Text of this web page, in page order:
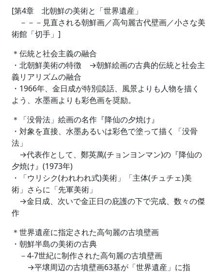
[第4章 北朝鮮の美術と「世界遺産」
－－－見直される朝鮮画／高句麗古代壁画／小さな美
術館「切手」]
＊伝統と社会主義の融合
・北朝鮮美術の特徴 →朝鮮絵画の古典的伝統と社会主
義リアリズムの融合
・1966年、金日成が特別談話、風景よりも人物を描く
よう、水墨画よりも彩色画を奨励。
＊「没骨法」絵画の名作『降仙の夕焼け』
・対象を直接、水墨あるいは彩色で塗って描く「没骨
法」
→代表作として、鄭英萬(チョンヨンマン)の『降仙の
夕焼け』(1973年)
・「ウリシク(われわれ式)美術」「主体(チュチェ)美
術」さらに「先軍美術」
→金日成、次いで金正日の庇護の下で完成、数々の傑
作
＊世界遺産に指定された高句麗の古墳壁画
・朝鮮半島の美術の古典
－4-7世紀に制作された高句麗の古墳壁画
→平壌周辺の古墳壁画63基が「世界遺産」に指